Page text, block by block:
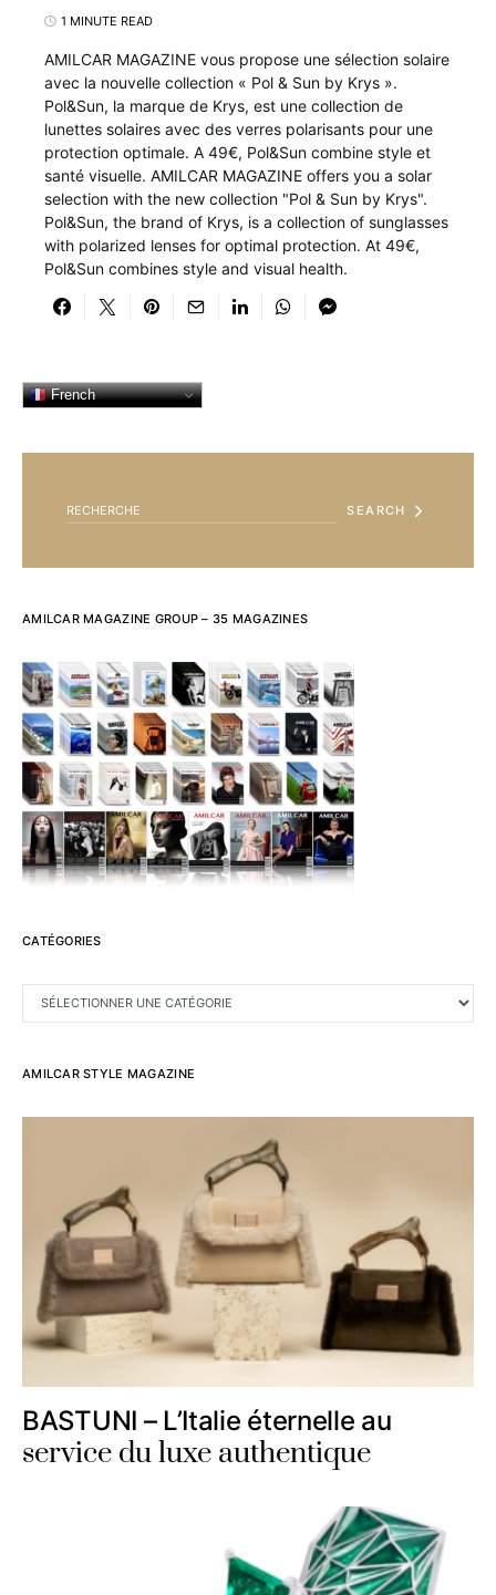
1 MINUTE READ
AMILCAR MAGAZINE vous propose une sélection solaire
avec la nouvelle collection « Pol & Sun by Krys ».
Pol&Sun, la marque de Krys, est une collection de
lunettes solaires avec des verres polarisants pour une
protection optimale. A 49€, Pol&Sun combine style et
santé visuelle. AMILCAR MAGAZINE offers you a solar
selection with the new collection "Pol & Sun by Krys".
Pol&Sun, the brand of Krys, is a collection of sunglasses
with polarized lenses for optimal protection. At 49€,
Pol&Sun combines style and visual health.
French
SEARCH
AMILCAR MAGAZINE GROUP – 35 MAGAZINES
CATÉGORIES
CATÉGORIES
AMILCAR STYLE MAGAZINE
BASTUNI – L’Italie éternelle au
service du luxe authentique